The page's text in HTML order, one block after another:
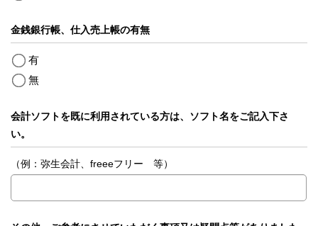
金銭銀行帳、仕入売上帳の有無
有
無
会計ソフトを既に利用されている方は、ソフト名をご記入下さ
い。
（例：弥生会計、freeeフリー 等）